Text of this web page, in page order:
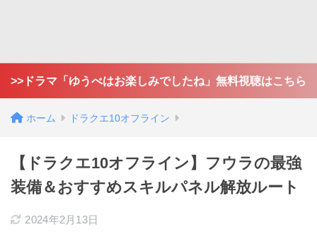
>>ドラマ「ゆうべはお楽しみでしたね」無料視聴はこちら
ホーム ドラクエ10オフライン
【ドラクエ10オフライン】フウラの最強
装備＆おすすめスキルパネル解放ルート
2024年2月13日